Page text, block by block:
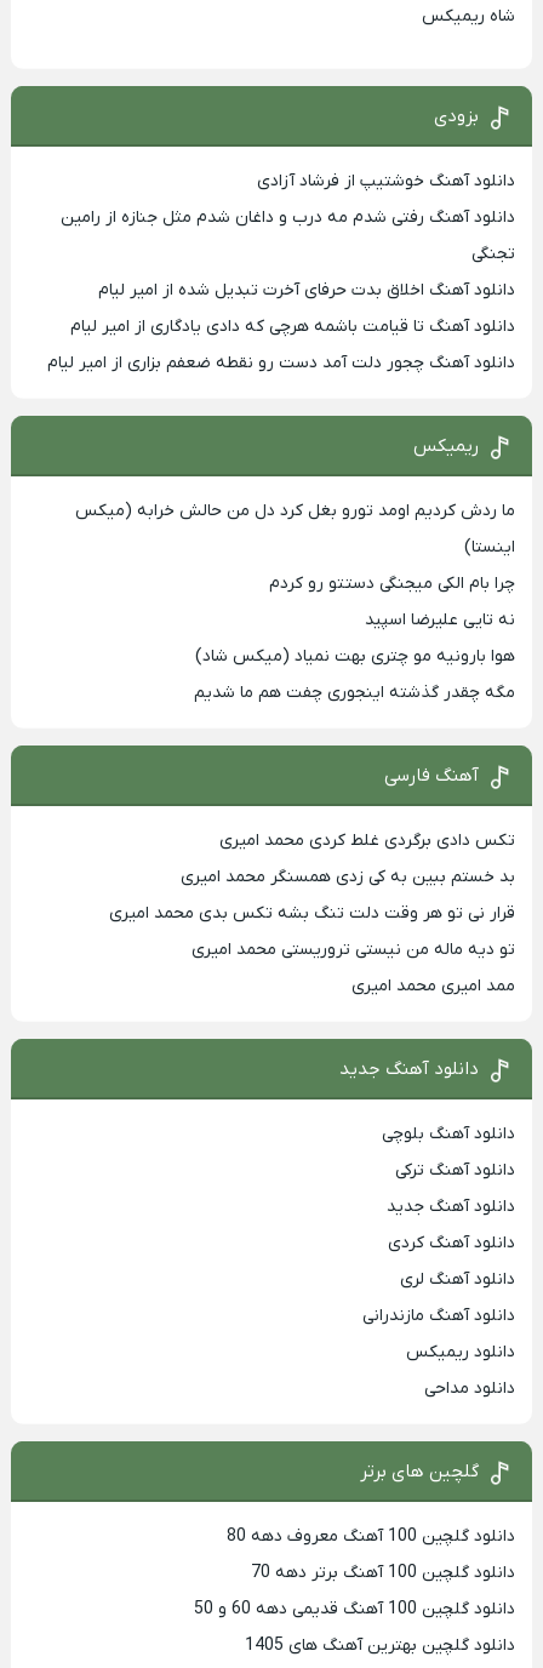
شاه ریمیکس
بزودی
دانلود آهنگ خوشتیپ از فرشاد آزادی
دانلود آهنگ رفتی شدم مه درب و داغان شدم مثل جنازه از رامین
تجنگی
دانلود آهنگ اخلاق بدت حرفای آخرت تبدیل شده از امیر لیام
دانلود آهنگ تا قیامت باشمه هرچی که دادی یادگاری از امیر لیام
دانلود آهنگ چجور دلت آمد دست رو نقطه ضعفم بزاری از امیر لیام
ریمیکس
ما ردش کردیم اومد تورو بغل کرد دل من حالش خرابه (میکس
اینستا)
چرا بام الکی میجنگی دستتو رو کردم
نه تایی علیرضا اسپید
هوا بارونیه مو چتری بهت نمیاد (میکس شاد)
مگه چقدر گذشته اینجوری چفت هم ما شدیم
آهنگ فارسی
تکس دادی برگردی غلط کردی محمد امیری
بد خستم ببین به کی زدی همسنگر محمد امیری
قرار نی تو هر وقت دلت تنگ بشه تکس بدی محمد امیری
تو دیه ماله من نیستی تروریستی محمد امیری
ممد امیری محمد امیری
دانلود آهنگ جدید
دانلود آهنگ بلوچی
دانلود آهنگ ترکی
دانلود آهنگ جدید
دانلود آهنگ کردی
دانلود آهنگ لری
دانلود آهنگ مازندرانی
دانلود ریمیکس
دانلود مداحی
گلچین های برتر
دانلود گلچین 100 آهنگ معروف دهه 80
دانلود گلچین 100 آهنگ برتر دهه 70
دانلود گلچین 100 آهنگ قدیمی دهه 60 و 50
دانلود گلچین بهترین آهنگ های 1405